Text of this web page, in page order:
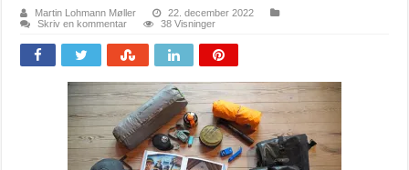
Martin Lohmann Møller
22. december 2022
Skriv en kommentar
38 Visninger